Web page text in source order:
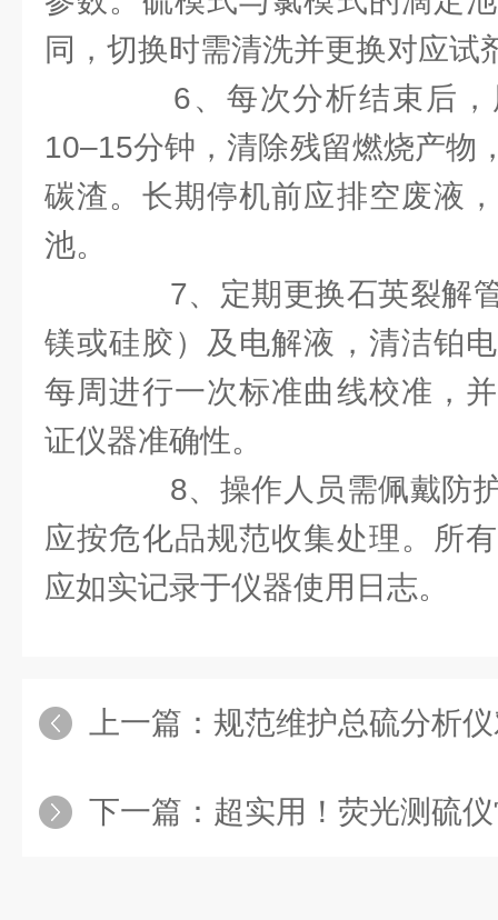
同，切换时需清洗并更换对应试
6、每次分析结束后，
10–15分钟，清除残留燃烧产物
碳渣。长期停机前应排空废液
池。
7、定期更换石英裂解管
镁或硅胶）及电解液，清洁铂
每周进行一次标准曲线校准，
证仪器准确性。
8、操作人员需佩戴防护
应按危化品规范收集处理。所
应如实记录于仪器使用日志。
上一篇： 规范维护总硫分析仪对
下一篇： 超实用！荧光测硫仪常